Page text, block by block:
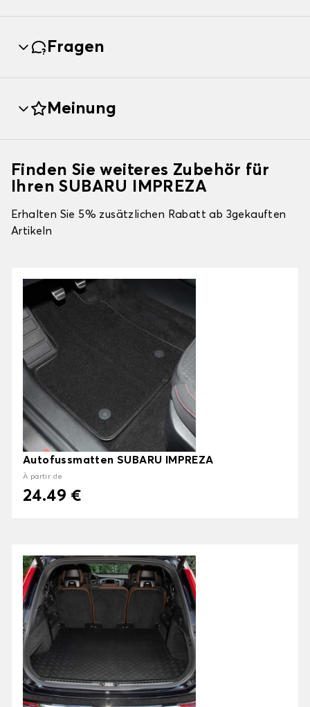
Fragen
Meinung
Finden Sie weiteres Zubehör für
Ihren SUBARU IMPREZA
Erhalten Sie 5% zusätzlichen Rabatt ab 3gekauften
Artikeln
Autofussmatten SUBARU IMPREZA
À partir de
24.49 €